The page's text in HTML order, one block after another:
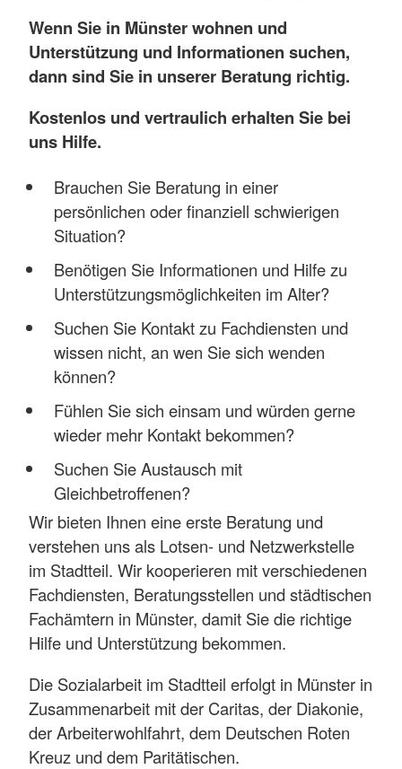
Wenn Sie in Münster wohnen und
Unterstützung und Informationen suchen,
dann sind Sie in unserer Beratung richtig.
Kostenlos und vertraulich erhalten Sie bei
uns Hilfe.
Brauchen Sie Beratung in einer
persönlichen oder finanziell schwierigen
Situation?
Benötigen Sie Informationen und Hilfe zu
Unterstützungsmöglichkeiten im Alter?
Suchen Sie Kontakt zu Fachdiensten und
wissen nicht, an wen Sie sich wenden
können?
Fühlen Sie sich einsam und würden gerne
wieder mehr Kontakt bekommen?
Suchen Sie Austausch mit
Gleichbetroffenen?
Wir bieten Ihnen eine erste Beratung und
verstehen uns als Lotsen- und Netzwerkstelle
im Stadtteil. Wir kooperieren mit verschiedenen
Fachdiensten, Beratungsstellen und städtischen
Fachämtern in Münster, damit Sie die richtige
Hilfe und Unterstützung bekommen.
Die Sozialarbeit im Stadtteil erfolgt in Münster in
Zusammenarbeit mit der Caritas, der Diakonie,
der Arbeiterwohlfahrt, dem Deutschen Roten
Kreuz und dem Paritätischen.